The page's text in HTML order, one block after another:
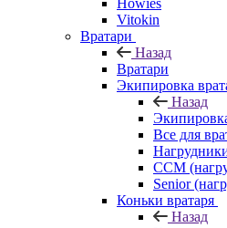
Howies
Vitokin
Вратари
Назад
Вратари
Экипировка
Назад
Все для
CCM
Senior
Коньки вратаря
Назад